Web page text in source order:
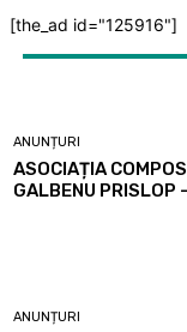
[the_ad id="125916"]
ANUNȚURI
ASOCIAȚIA
GALBENU
ANUNȚURI